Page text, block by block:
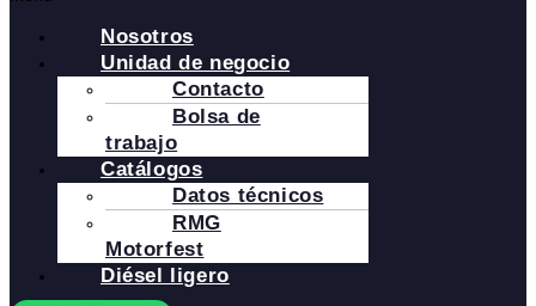
Nosotros
Unidad de negocio
Contacto
Bolsa de
trabajo
Catálogos
Datos técnicos
RMG
Motorfest
Diésel ligero